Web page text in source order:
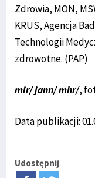
Zdrowia, MON,
KRUS, Agencja
Technologii
zdrowotne. (PAP)
mir/ jann/ mhr/,
Data publikacji:
Udostępnij